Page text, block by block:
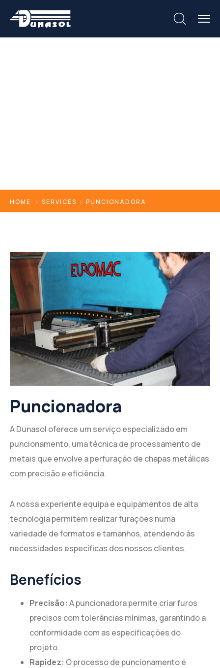
HOME SERVICES PUNCIONADORA
Puncionadora
A Dunasol oferece um serviço especializado em
puncionamento, uma técnica de processamento de
metais que envolve a perfuração de chapas metálicas
com precisão e eficiência.
A nossa experiente equipa e equipamentos de alta
tecnologia permitem realizar furações numa
variedade de formatos e tamanhos, atendendo às
necessidades específicas dos nossos clientes.
Benefícios
Precisão: A puncionadora permite criar furos
precisos com tolerâncias mínimas, garantindo a
conformidade com as especificações do
projeto.
Rapidez: O processo de puncionamento é